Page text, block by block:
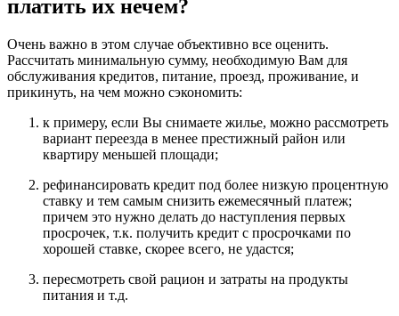
платить их нечем?
Очень важно в этом случае объективно все оценить.
Рассчитать минимальную сумму, необходимую Вам для
обслуживания кредитов, питание, проезд, проживание, и
прикинуть, на чем можно сэкономить:
к примеру, если Вы снимаете жилье, можно рассмотреть
вариант переезда в менее престижный район или
квартиру меньшей площади;
рефинансировать кредит под более низкую процентную
ставку и тем самым снизить ежемесячный платеж;
причем это нужно делать до наступления первых
просрочек, т.к. получить кредит с просрочками по
хорошей ставке, скорее всего, не удастся;
пересмотреть свой рацион и затраты на продукты
питания и т.д.